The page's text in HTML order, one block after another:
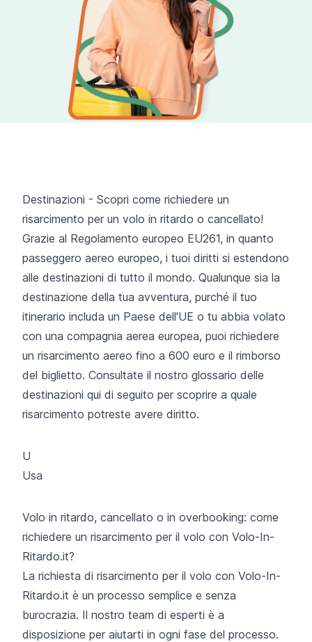
Destinazioni - Scopri come richiedere un
risarcimento per un volo in ritardo o cancellato!
Grazie al Regolamento europeo EU261, in quanto
passeggero aereo europeo, i tuoi diritti si estendono
alle destinazioni di tutto il mondo. Qualunque sia la
destinazione della tua avventura, purché il tuo
itinerario includa un Paese dell'UE o tu abbia volato
con una compagnia aerea europea, puoi richiedere
un risarcimento aereo fino a 600 euro e il rimborso
del biglietto. Consultate il nostro glossario delle
destinazioni qui di seguito per scoprire a quale
risarcimento potreste avere diritto.
U
Usa
Volo in ritardo, cancellato o in overbooking: come
richiedere un risarcimento per il volo con Volo-In-
Ritardo.it?
La richiesta di risarcimento per il volo con Volo-In-
Ritardo.it è un processo semplice e senza
burocrazia. Il nostro team di esperti è a
disposizione per aiutarti in ogni fase del processo.